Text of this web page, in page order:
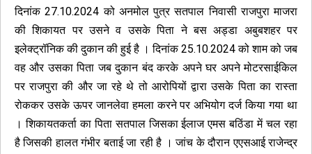
दिनांक 27.10.2024 को अनमोल पुत्र सतपाल निवासी राजपुरा माजरा
की शिकायत पर उसने व उसके पिता ने बस अड्डा अबुबशहर पर
इलेक्ट्रॉनिक की दुकान की हुई है । दिनांक 25.10.2024 को शाम को जब
वह और उसका पिता जब दुकान बंद करके अपने घर अपने मोटरसाईकिल
पर राजपुरा की और जा रहे थे तो आरोपियों द्वारा उसके पिता का रास्ता
रोककर उसके ऊपर जानलेवा हमला करने पर अभियोग दर्ज किया गया था
। शिकायतकर्ता का पिता सतपाल जिसका ईलाज एमस बठिंडा में चल रहा
है जिसकी हालत गंभीर बताई जा रही है । जांच के दौरान एएसआई राजेन्द्र